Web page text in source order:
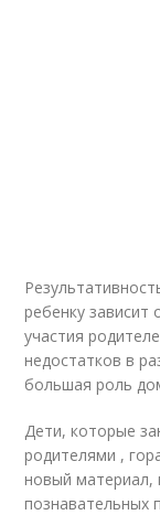
ребенку зависит
участия
недостатков в
большая роль
Дети, которые
родителями ,
новый материал,
познавательных